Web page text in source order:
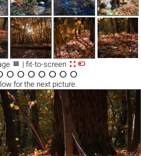
 | fit-to-screen 
      
for the next picture.